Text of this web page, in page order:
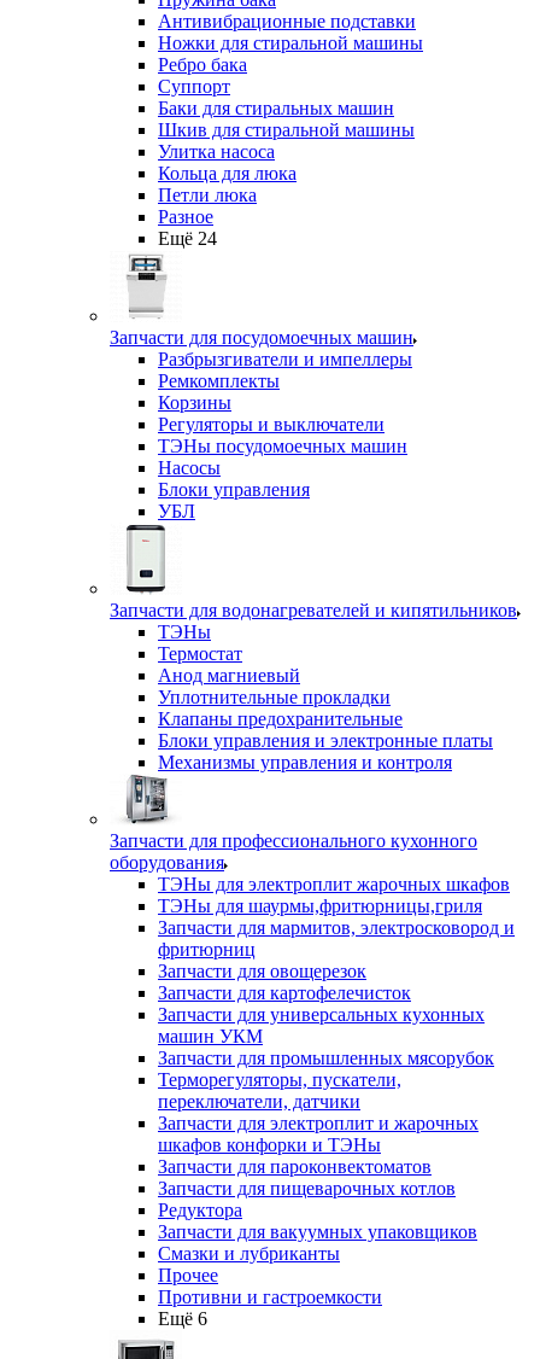
Антивибрационные подставки
Ножки для стиральной машины
Ребро бака
Суппорт
Баки для стиральных машин
Шкив для стиральной машины
Улитка насоса
Кольца для люка
Петли люка
Разное
Ещё 24
Запчасти для посудомоечных машин
Разбрызгиватели и импеллеры
Ремкомплекты
Корзины
Регуляторы и выключатели
ТЭНы посудомоечных машин
Насосы
Блоки управления
УБЛ
Запчасти для водонагревателей и кипятильников
ТЭНы
Термостат
Анод магниевый
Уплотнительные прокладки
Клапаны предохранительные
Блоки управления и электронные платы
Механизмы управления и контроля
Запчасти для профессионального кухонного
оборудования
ТЭНы для электроплит жарочных шкафов
ТЭНы для шаурмы,фритюрницы,гриля
Запчасти для мармитов, электросковород и
фритюрниц
Запчасти для овощерезок
Запчасти для картофелечисток
Запчасти для универсальных кухонных
машин УКМ
Запчасти для промышленных мясорубок
Терморегуляторы, пускатели,
переключатели, датчики
Запчасти для электроплит и жарочных
шкафов конфорки и ТЭНы
Запчасти для пароконвектоматов
Запчасти для пищеварочных котлов
Редуктора
Запчасти для вакуумных упаковщиков
Смазки и лубриканты
Прочее
Противни и гастроемкости
Ещё 6